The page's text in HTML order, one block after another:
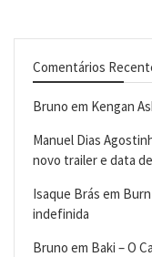
Comentários
Bruno em Kengan
Manuel Dias
novo trailer e data
Isaque Brás em
indefinida
Bruno em Baki – O